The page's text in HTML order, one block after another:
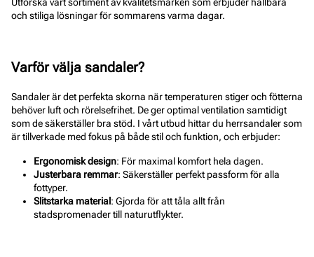
och stiliga lösningar för sommarens varma dagar.
Varför välja sandaler?
Sandaler är det perfekta skorna när temperaturen stiger och fötterna
behöver luft och rörelsefrihet. De ger optimal ventilation samtidigt
som de säkerställer bra stöd. I vårt utbud hittar du herrsandaler som
är tillverkade med fokus på både stil och funktion, och erbjuder:
Ergonomisk design: För maximal komfort hela dagen.
Justerbara remmar: Säkerställer perfekt passform för alla
fottyper.
Slitstarka material : Gjorda för att tåla allt från
stadspromenader till naturutflykter.